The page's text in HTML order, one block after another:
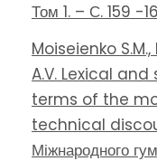
Том 1. – С. 159 -
Moiseienko
A.V. Lexical
terms of the
technical
Міжнародного